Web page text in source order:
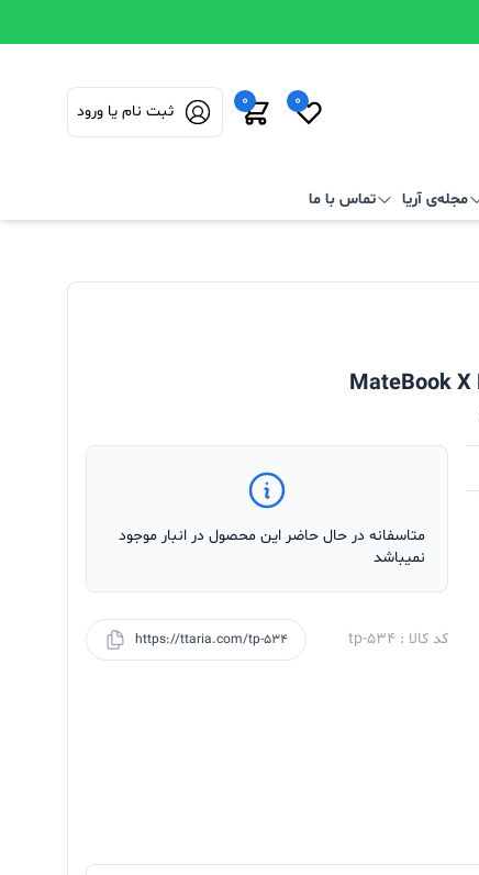
0
0
ثبت نام یا ورود
مجله‌ی آریا تماس با ما
متاسفانه در حال حاضر این محصول در انبار موجود
نمیباشد
کد کالا : tp-534 https://ttaria.com/tp-534